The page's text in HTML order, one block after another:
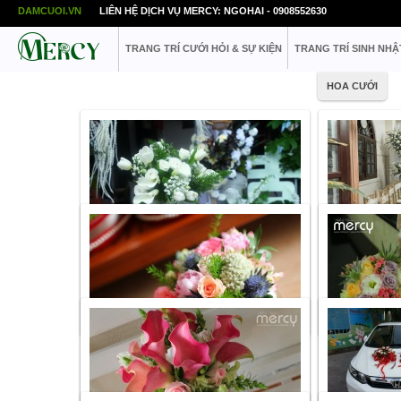
DAMCUOI.VN LIÊN HỆ DỊCH VỤ MERCY: NGOHAI - 0908552630
TRANG TRÍ CƯỚI HỎI & SỰ KIỆN TRANG TRÍ SINH
HOA CƯỚI
Danh mục:Hoa cưới
Giá tham khảo1.200.000VNĐ
cam-tay-nhap-khau-tong-mau-trang-252
Danh mục:Hoa
Giá tham khảo
pham-hoa-cuoi-
Danh mục:Hoa cưới
Giá tham khảo
Liên hệ
Danh mục:Hoa
Giá tham khảo